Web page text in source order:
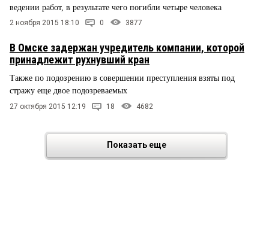
ведении работ, в результате чего погибли четыре человека
2 ноября 2015 18:10 0 3877
В Омске задержан учредитель компании, которой
принадлежит рухнувший кран
Также по подозрению в совершении преступления взяты под
стражу еще двое подозреваемых
27 октября 2015 12:19 18 4682
Показать еще